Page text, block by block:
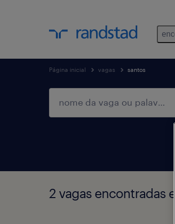
Página inicial vagas santos
2 vagas encontradas